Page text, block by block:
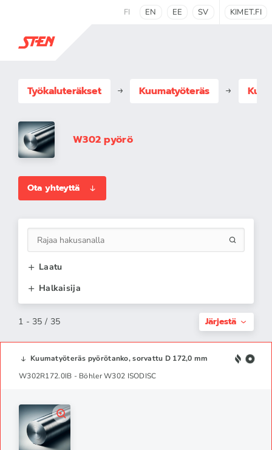
FI EN EE SV KIMET.FI
Työkaluteräkset Kuumatyöteräs
W302 pyörö
Ota yhteyttä
Laatu
Halkaisija
1 - 35 / 35 Järjestä
Kuumatyöteräs pyörötanko, sorvattu D 172,0 mm
W302R172.0IB - Böhler W302 ISODISC